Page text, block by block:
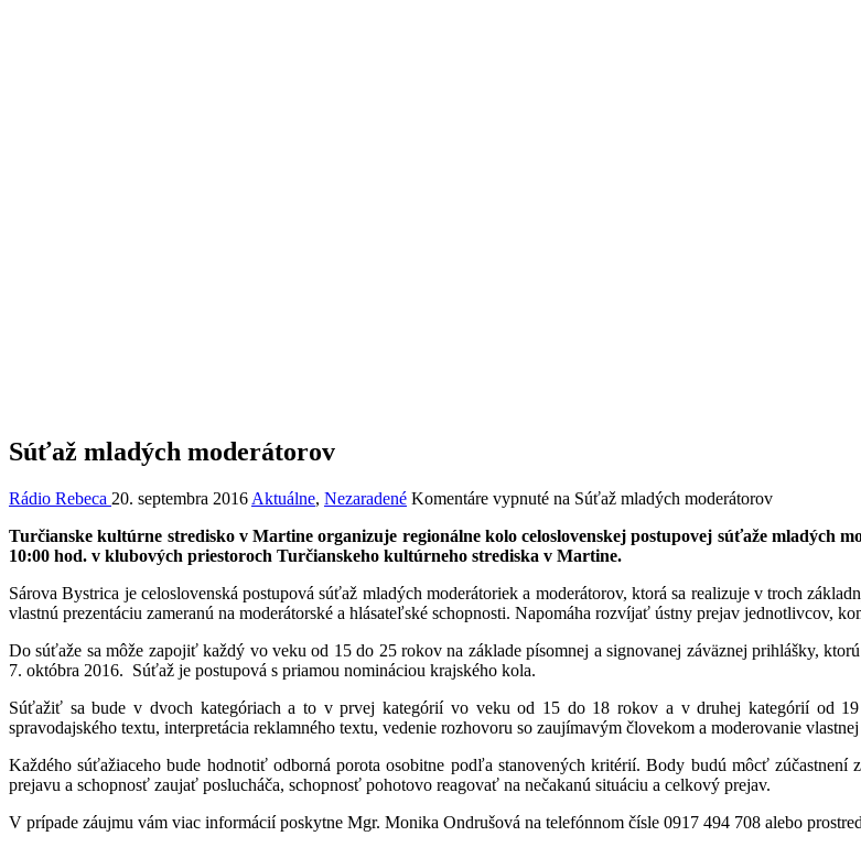
Súťaž mladých moderátorov
Rádio Rebeca 20. septembra 2016 Aktuálne, Nezaradené Komentáre vypnuté na Súťaž mladých moderátorov
Turčianske kultúrne stredisko v Martine organizuje regionálne kolo celoslovenskej postupovej súťaže mladých
10:00 hod. v klubových priestoroch Turčianskeho kultúrneho strediska v Martine.
Sárova Bystrica je celoslovenská postupová súťaž mladých moderátoriek a moderátorov, ktorá sa realizuje v troch
vlastnú prezentáciu zameranú na moderátorské a hlásateľské schopnosti. Napomáha rozvíjať ústny prejav jednotlivcov,
Do súťaže sa môže zapojiť každý vo veku od 15 do 25 rokov na základe písomnej a signovanej záväznej prihlášky,
7. októbra 2016. Súťaž je postupová s priamou nomináciou krajského kola.
Súťažiť sa bude v dvoch kategóriach a to v prvej kategórií vo veku od 15 do 18 rokov a v druhej kategórií od
spravodajského textu, interpretácia reklamného textu, vedenie rozhovoru so zaujímavým človekom a moderovanie vlastnej
Každého súťažiaceho bude hodnotiť odborná porota osobitne podľa stanovených kritérií. Body budú môcť
prejavu a schopnosť zaujať poslucháča, schopnosť pohotovo reagovať na nečakanú situáciu a celkový prejav.
V prípade záujmu vám viac informácií poskytne Mgr. Monika Ondrušová na telefónnom čísle 0917 494 708 alebo